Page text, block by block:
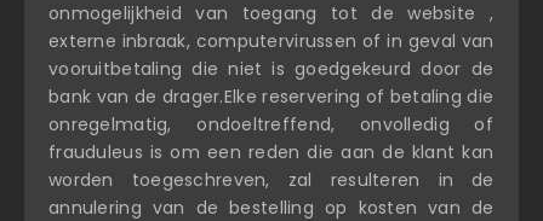
onmogelijkheid van toegang tot de website ,
externe inbraak, computervirussen of in geval van
vooruitbetaling die niet is goedgekeurd door de
bank van de drager.Elke reservering of betaling die
onregelmatig, ondoeltreffend, onvolledig of
frauduleus is om een reden die aan de klant kan
worden toegeschreven, zal resulteren in de
annulering van de bestelling op kosten van de